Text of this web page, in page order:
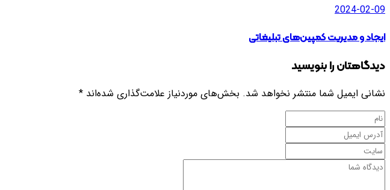
2024-02-09
ایجاد و مدیریت کمپین‌های تبلیغاتی
دیدگاهتان را بنویسید
نشانی ایمیل شما منتشر نخواهد شد. بخش‌های موردنیاز علامت‌گذاری شده‌اند *